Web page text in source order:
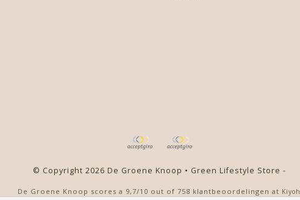
© Copyright 2026 De Groene Knoop • Green Lifestyle Store -
De Groene Knoop scores a 9,7/10 out of 758 klantbeoordelingen at Kiyoh